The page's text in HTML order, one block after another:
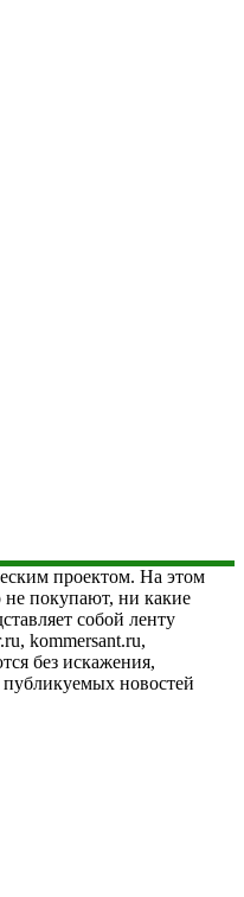
проектом. На этом
не покупают, ни какие
собой ленту
kommersant.ru,
без искажения,
публикуемых новостей